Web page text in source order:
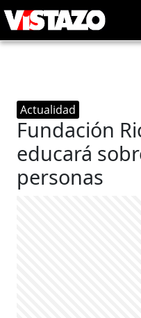
Actualidad
Fundación
educará
personas